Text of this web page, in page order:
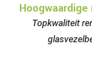
Topkwaliteit